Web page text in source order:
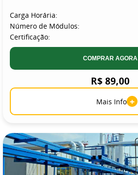
Carga Horária:
Número de Módulos:
Certificação:
COMPRAR AGORA
R$ 89,00
Mais Info +